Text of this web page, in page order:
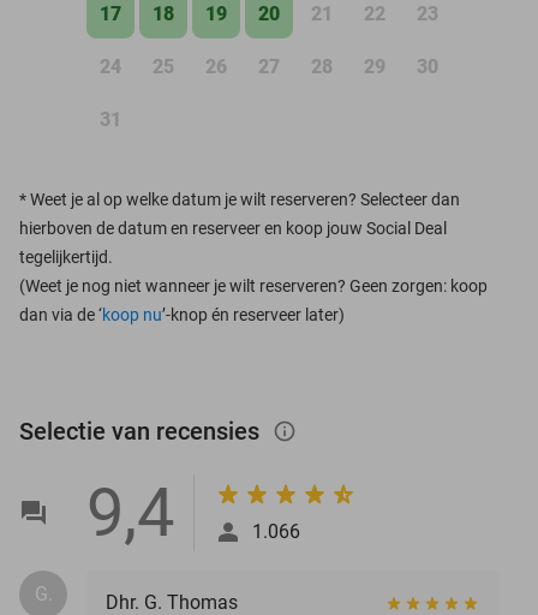
17 18 19 20 21 22 23
24 25 26 27 28 29 30
31
*Weet je al op welke datum je wilt reserveren? Selecteer dan
hierboven de datum en reserveer en koop jouw Social Deal
tegelijkertijd.
(Weet je nog niet wanneer je wilt reserveren? Geen zorgen: koop
dan via de ‘koop nu’-knop én reserveer later)
Selectie van recensies info_outlined
9,4 1.066
G. Dhr. G. Thomas